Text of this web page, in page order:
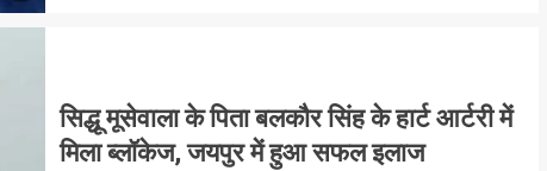
सिद्धू मूसेवाला के पिता बलकौर सिंह के हार्ट आर्टरी में
मिला ब्लॉकेज, जयपुर में हुआ सफल इलाज